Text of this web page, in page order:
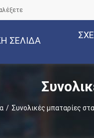
ΣΕΛΊΔΑ
/ Συνολικές μπαταρίες